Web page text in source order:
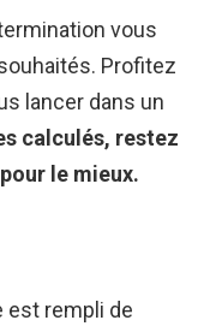
vous
Profitez
lancer dans un
calculés, restez
le mieux.
est rempli de